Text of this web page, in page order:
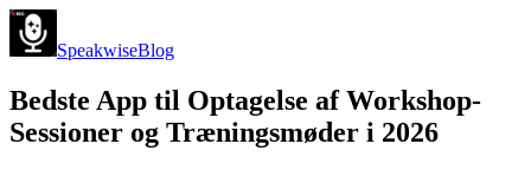
SpeakwiseBlog
Bedste App til Optagelse af Workshop-
Sessioner og Trænings­møder i 2026